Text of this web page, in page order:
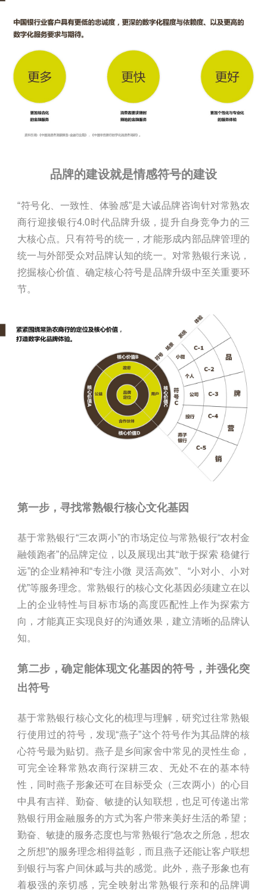
品牌的建设就是情感符号的建设
“符号化、一致性、体验感”是大诚品牌咨询针对常熟农
商行迎接银行4.0时代品牌升级，提升自身竞争力的三
大核心点。只有符号的统一，才能形成内部品牌管理的
统一与外部受众对品牌认知的统一。对常熟银行来说，
挖掘核心价值、确定核心符号是品牌升级中至关重要环
节。
第一步，寻找常熟银行核心文化基因
基于常熟银行“三农两小”的市场定位与常熟银行“农村金
融领跑者”的品牌定位，以及展现出其“敢于探索 稳健行
远”的企业精神和“专注小微 灵活高效”、“小对小、小对
优”等服务理念。常熟银行的核心文化基因必须建立在以
上的企业特性与目标市场的高度匹配性上作为探索方
向，才能真正实现良好的沟通效果，建立清晰的品牌认
知。
第二步，确定能体现文化基因的符号，并强化突
出符号
基于常熟银行核心文化的梳理与理解，研究过往常熟银
行使用过的符号，发现“燕子”这个符号作为其品牌的核
心符号最为贴切。燕子是乡间家舍中常见的灵性生命，
可完全诠释常熟农商行深耕三农、无处不在的基本特
性，同时燕子形象还可在目标受众（三农两小）的心目
中具有吉祥、勤奋、敏捷的认知联想，也足可传递出常
熟银行用金融服务的方式为客户带来美好生活的希望；
勤奋、敏捷的服务态度也与常熟银行“急农之所急，想农
之所想”的服务理念相得益彰，而且燕子还能让客户联想
到银行与客户间休戚与共的感觉。此外，燕子形象也有
着极强的亲切感，完全映射出常熟银行亲和的品牌调